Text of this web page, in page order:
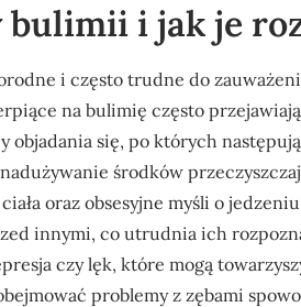
bulimii i jak je
i często trudne do
na bulimię często
objadania się, po których
środków
oraz obsesyjne myśli o
innymi, co utrudnia ich
czy lęk, które mogą
problemy z zębami